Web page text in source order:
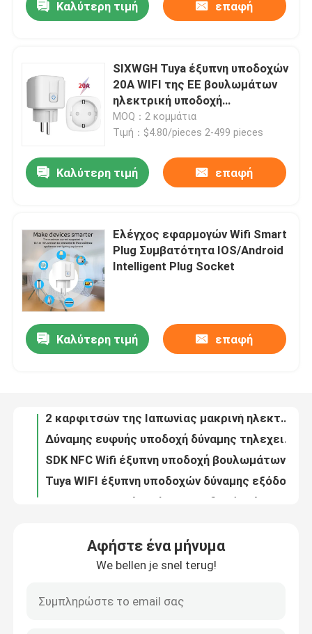
Σπίτι
Προϊόντα
Μας ελάτε σε επαφή με
Ζητήστε ένα απόσπασμα
Έξυπνος διακόπτης Homekit
Καλύτερη τιμή επαφή
SIXWGH Tuya έξυπνη υποδοχών
20A WIFI της ΕΕ βουλωμάτων
ηλεκτρική υποδοχή
βουλωμάτων εξόδου έξυπνη
MOQ：2 κομμάτια
Τιμή：$4.80/pieces 2-499 pieces
Καλύτερη τιμή επαφή
Ελέγχος εφαρμογών Wifi Smart
Plug Συμβατότητα IOS/Android
Intelligent Plug Socket
Καλύτερη τιμή επαφή
Tuya WIFI βουλωμάτων υποδοχών έξυπνη υποδοχή βουλωμάτων των εγχώριων ΗΠΑ Wifi έξυπνη
WIFI της ΕΕ βουλωμάτων υποδοχών ηλεκτρική ελεγχόμενη Wifi υποδοχή εγχώριας αυτοματοποίησης Tuya έξυπνη
Αφήστε ένα μήνυμα
We bellen je snel terug!